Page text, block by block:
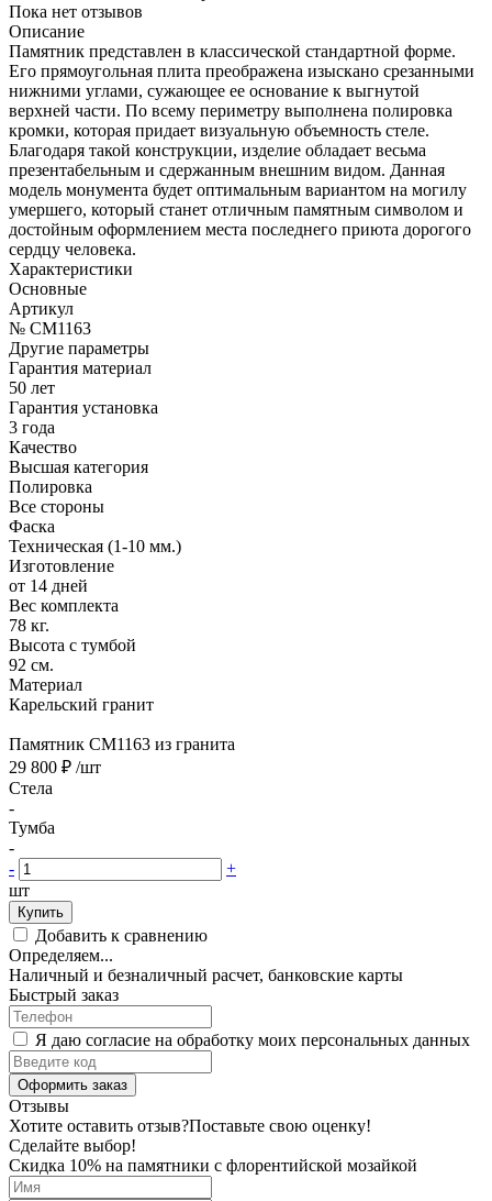
Пока нет отзывов
Описание
Памятник представлен в классической стандартной форме.
Его прямоугольная плита преображена изыскано срезанными
нижними углами, сужающее ее основание к выгнутой
верхней части. По всему периметру выполнена полировка
кромки, которая придает визуальную объемность стеле.
Благодаря такой конструкции, изделие обладает весьма
презентабельным и сдержанным внешним видом. Данная
модель монумента будет оптимальным вариантом на могилу
умершего, который станет отличным памятным символом и
достойным оформлением места последнего приюта дорогого
сердцу человека.
Характеристики
Основные
Артикул
№ CM1163
Другие параметры
Гарантия материал
50 лет
Гарантия установка
3 года
Качество
Высшая категория
Полировка
Все стороны
Фаска
Техническая (1-10 мм.)
Изготовление
от 14 дней
Вес комплекта
78 кг.
Высота с тумбой
92 см.
Материал
Карельский гранит
Памятник CM1163 из гранита
29 800 ₽ /шт
Стела
-
Тумба
-
-
+
шт
Купить
Добавить к сравнению
Определяем...
Наличный и безналичный расчет, банковские карты
Быстрый заказ
Я даю согласие на обработку моих персональных данных
Оформить заказ
Отзывы
Хотите оставить отзыв?Поставьте свою оценку!
Сделайте выбор!
Скидка 10% на памятники с флорентийской мозайкой